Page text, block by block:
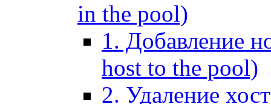
in the pool)
1. Добавление
host to the pool)
2. Удаление